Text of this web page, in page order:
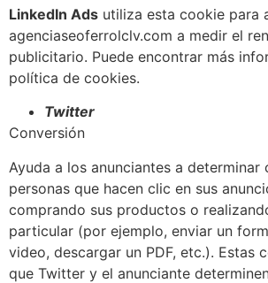
LinkedIn Ads utiliza esta cookie para
agenciaseoferrolclv.com a medir el
publicitario. Puede encontrar más
política de cookies.
Twitter
Conversión
Ayuda a los anunciantes a determinar
personas que hacen clic en sus
comprando sus productos o
particular (por ejemplo, enviar un
video, descargar un PDF, etc.). Estas
que Twitter y el anunciante